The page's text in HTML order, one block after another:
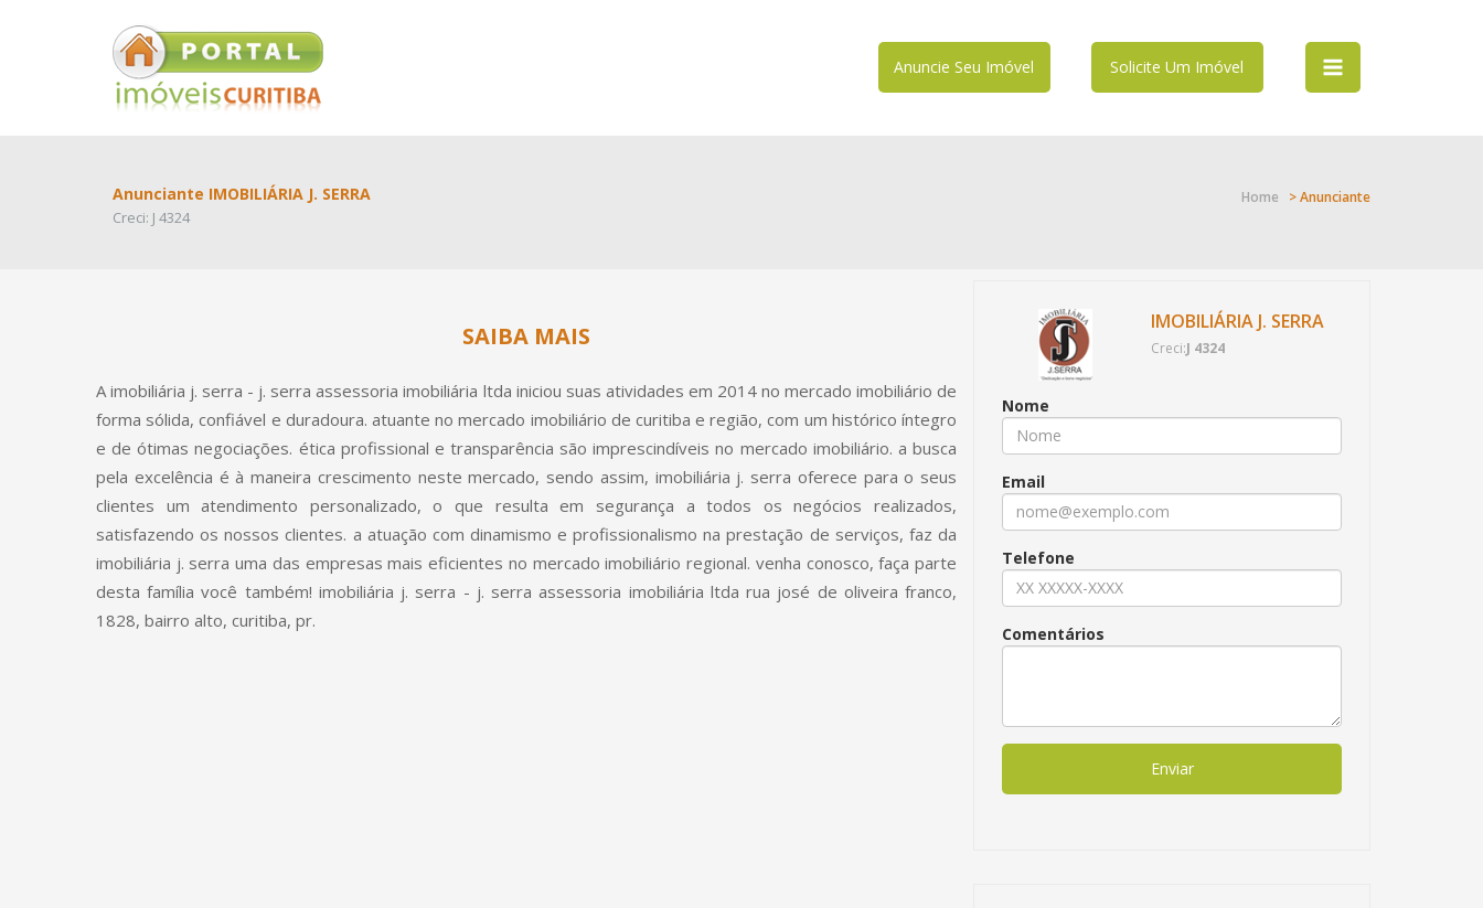
Solicite Um Imóvel
Anuncie Seu Imóvel
Anunciante IMOBILIÁRIA J. SERRA
Creci: J 4324
Home > Anunciante
SAIBA MAIS
A imobiliária j. serra - j. serra assessoria imobiliária ltda iniciou suas atividades em 2014 no mercado imobiliário de
forma sólida, confiável e duradoura. atuante no mercado imobiliário de curitiba e região, com um histórico íntegro
e de ótimas negociações. ética profissional e transparência são imprescindíveis no mercado imobiliário. a busca
pela excelência é à maneira crescimento neste mercado, sendo assim, imobiliária j. serra oferece para o seus
clientes um atendimento personalizado, o que resulta em segurança a todos os negócios realizados,
satisfazendo os nossos clientes. a atuação com dinamismo e profissionalismo na prestação de serviços, faz da
imobiliária j. serra uma das empresas mais eficientes no mercado imobiliário regional. venha conosco, faça parte
desta família você também! imobiliária j. serra - j. serra assessoria imobiliária ltda rua josé de oliveira franco,
1828, bairro alto, curitiba, pr.
IMOBILIÁRIA J. SERRA
Creci:J 4324
Nome
Email
Telefone
Comentários
Enviar